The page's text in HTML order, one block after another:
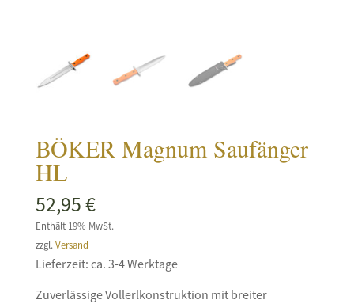
BÖKER Magnum Saufänger
HL
52,95€
Enthält 19% MwSt.
zzgl. Versand
Lieferzeit: ca. 3-4 Werktage
Zuverlässige Vollerlkonstruktion mit breiter